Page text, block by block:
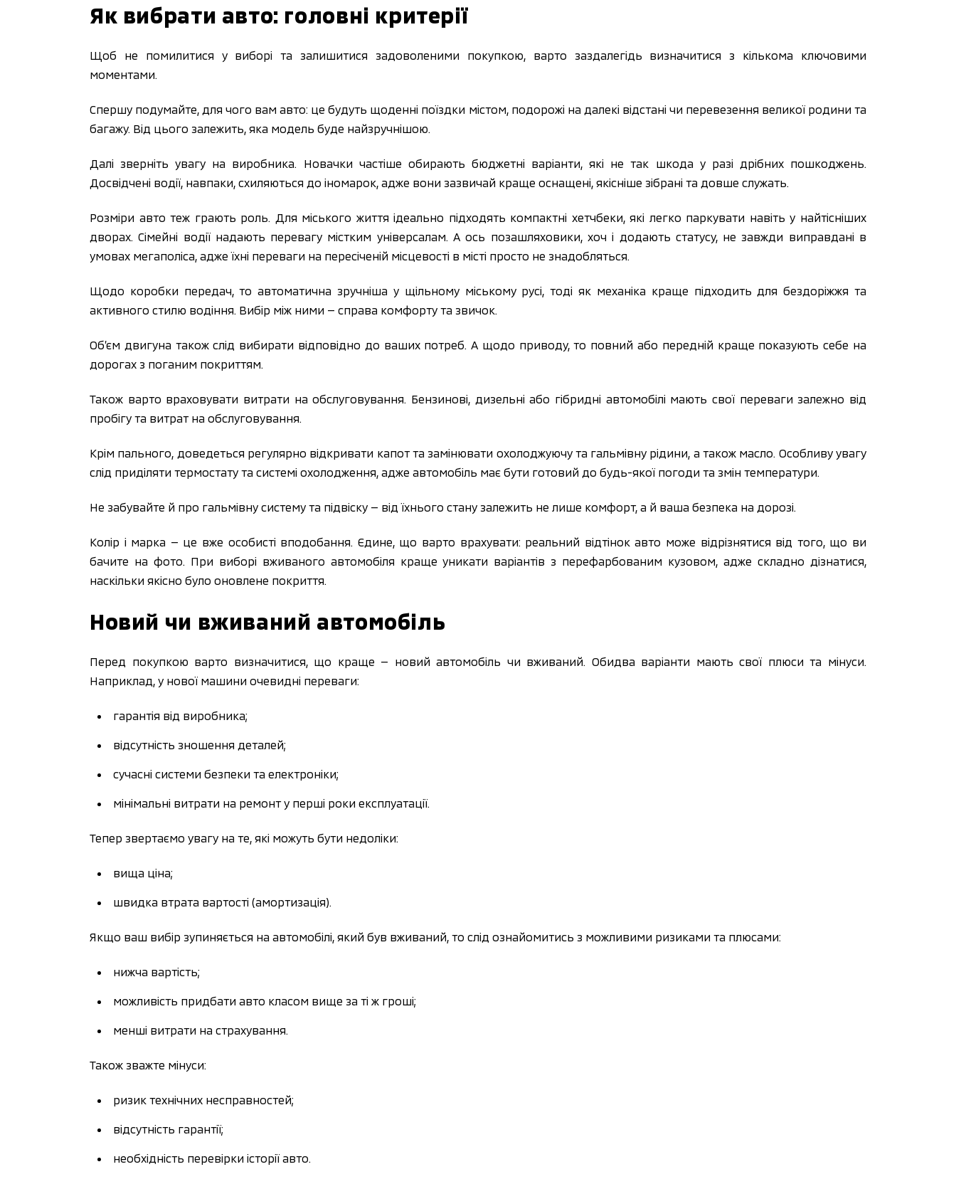
Як вибрати авто: головні критерії
Щоб не помилитися у виборі та залишитися задоволеними покупкою, варто заздалегідь визначитися з кількома ключовими
моментами.
Спершу подумайте, для чого вам авто: це будуть щоденні поїздки містом, подорожі на далекі відстані чи перевезення великої родини та
багажу. Від цього залежить, яка модель буде найзручнішою.
Далі зверніть увагу на виробника. Новачки частіше обирають бюджетні варіанти, які не так шкода у разі дрібних пошкоджень.
Досвідчені водії, навпаки, схиляються до іномарок, адже вони зазвичай краще оснащені, якісніше зібрані та довше служать.
Розміри авто теж грають роль. Для міського життя ідеально підходять компактні хетчбеки, які легко паркувати навіть у найтісніших
дворах. Сімейні водії надають перевагу містким універсалам. А ось позашляховики, хоч і додають статусу, не завжди виправдані в
умовах мегаполіса, адже їхні переваги на пересіченій місцевості в місті просто не знадобляться.
Щодо коробки передач, то автоматична зручніша у щільному міському русі, тоді як механіка краще підходить для бездоріжжя та
активного стилю водіння. Вибір між ними — справа комфорту та звичок.
Об’єм двигуна також слід вибирати відповідно до ваших потреб. А щодо приводу, то повний або передній краще показують себе на
дорогах з поганим покриттям.
Також варто враховувати витрати на обслуговування. Бензинові, дизельні або гібридні автомобілі мають свої переваги залежно від
пробігу та витрат на обслуговування.
Крім пального, доведеться регулярно відкривати капот та замінювати охолоджуючу та гальмівну рідини, а також масло. Особливу увагу
слід приділяти термостату та системі охолодження, адже автомобіль має бути готовий до будь-якої погоди та змін температури.
Не забувайте й про гальмівну систему та підвіску — від їхнього стану залежить не лише комфорт, а й ваша безпека на дорозі.
Колір і марка — це вже особисті вподобання. Єдине, що варто врахувати: реальний відтінок авто може відрізнятися від того, що ви
бачите на фото. При виборі вживаного автомобіля краще уникати варіантів з перефарбованим кузовом, адже складно дізнатися,
наскільки якісно було оновлене покриття.
Новий чи вживаний автомобіль
Перед покупкою варто визначитися, що краще — новий автомобіль чи вживаний. Обидва варіанти мають свої плюси та мінуси.
Наприклад, у нової машини очевидні переваги:
гарантія від виробника;
відсутність зношення деталей;
сучасні системи безпеки та електроніки;
мінімальні витрати на ремонт у перші роки експлуатації.
Тепер звертаємо увагу на те, які можуть бути недоліки:
вища ціна;
швидка втрата вартості (амортизація).
Якщо ваш вибір зупиняється на автомобілі, який був вживаний, то слід ознайомитись з можливими ризиками та плюсами:
нижча вартість;
можливість придбати авто класом вище за ті ж гроші;
менші витрати на страхування.
Також зважте мінуси:
ризик технічних несправностей;
відсутність гарантії;
необхідність перевірки історії авто.